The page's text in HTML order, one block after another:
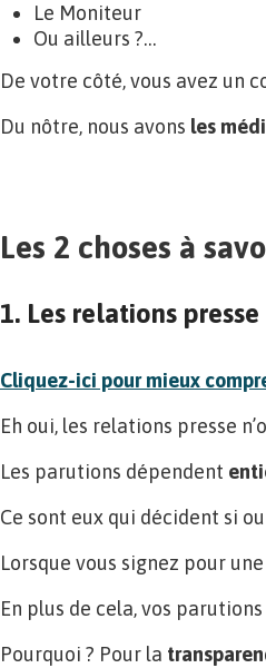
Le Moniteur
Ou ailleurs ?…
De votre côté, vous avez un
Du nôtre, nous avons les
Les 2 choses à
1. Les relations
Cliquez-ici pour mieux
Eh oui, les relations presse
Les parutions dépendent
Ce sont eux qui décident si
Lorsque vous signez pour
En plus de cela, vos
Pourquoi ? Pour la